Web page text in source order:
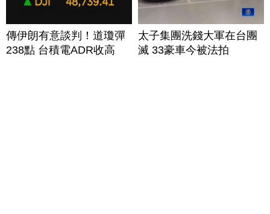
傳伊朗有意談判！道瓊彈
238點 台積電ADR收高
太子集團洗錢大軍在台團
滅 33豪車今被法拍